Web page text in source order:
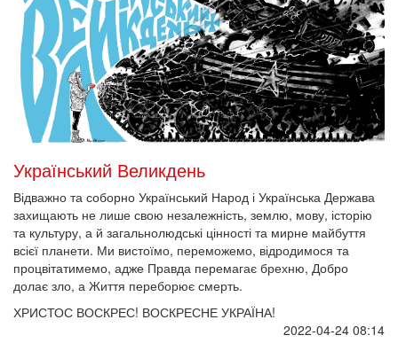
Український Великдень
Відважно та соборно Український Народ і Українська Держава
захищають не лише свою незалежність, землю, мову, історію
та культуру, а й загальнолюдські цінності та мирне майбуття
всієї планети. Ми вистоїмо, переможемо, відродимося та
процвітатимемо, адже Правда перемагає брехню, Добро
долає зло, а Життя переборює смерть.
ХРИСТОС ВОСКРЕС! ВОСКРЕСНЕ УКРАЇНА!
2022-04-24 08:14